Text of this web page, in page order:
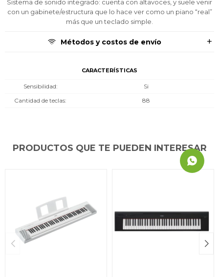
Sistema de sonido integrado: cuenta con altavoces, y suele venir
con un gabinete/estructura que lo hace ver como un piano “real”
más que un teclado simple.
Métodos y costos de envío
CARACTERÍSTICAS
Sensibilidad
Si
Cantidad de teclas
88
PRODUCTOS QUE TE PUEDEN INTERESAR